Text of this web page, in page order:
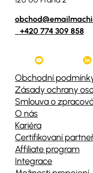
+420 774 309 858
Obchodní
Zásady ochrany
Smlouva o
O nás
Kariéra
Certifikovaní
Affiliate program
Integrace